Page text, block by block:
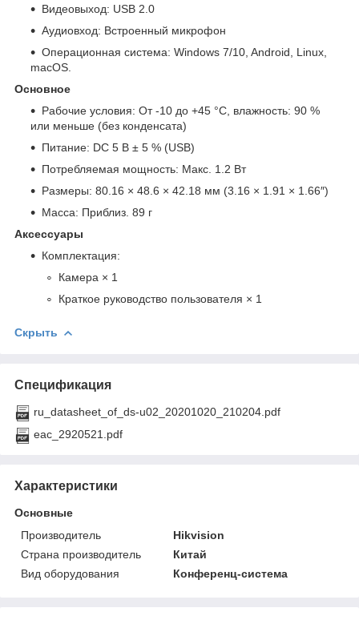
Видеовыход: USB 2.0
Аудиовход: Встроенный микрофон
Операционная система: Windows 7/10, Android, Linux,
macOS.
Основное
Рабочие условия: От -10 до +45 °C, влажность: 90 %
или меньше (без конденсата)
Питание: DC 5 В ± 5 % (USB)
Потребляемая мощность: Макс. 1.2 Вт
Размеры: 80.16 × 48.6 × 42.18 мм (3.16 × 1.91 × 1.66″)
Масса: Приблиз. 89 г
Аксессуары
Комплектация:
Камера × 1
Краткое руководство пользователя × 1
Скрыть
Спецификация
ru_datasheet_of_ds-u02_20201020_210204.pdf
eac_2920521.pdf
Характеристики
Основные
Производитель
Hikvision
Страна производитель
Китай
Вид оборудования
Конференц-система